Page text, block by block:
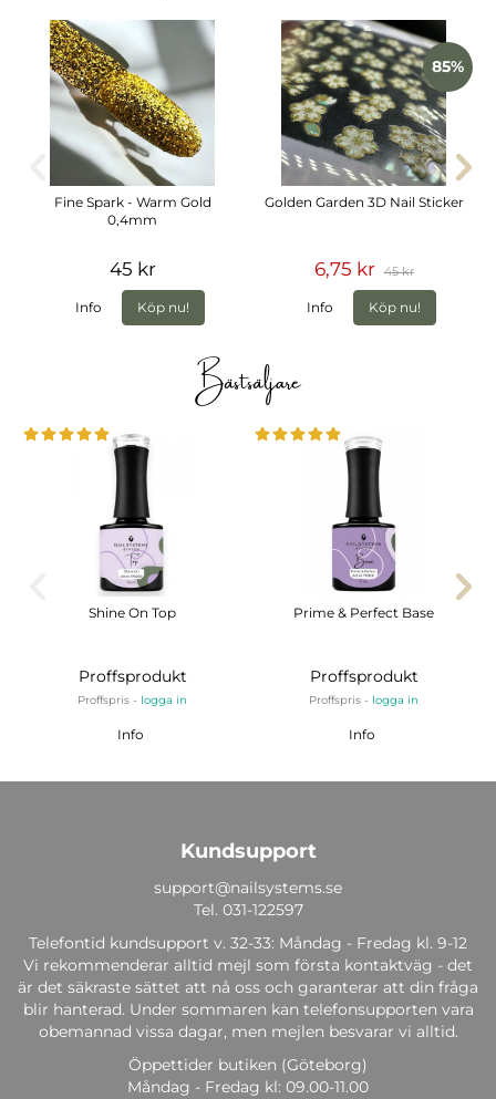
Fine Spark - Warm Gold
0,4mm
45 kr
Info Köp nu!
85%
Golden Garden 3D Nail Sticker
6,75 kr 45 kr
Info Köp nu!
Bästsäljare
Shine On Top
Proffsprodukt
Proffspris - logga in
Info
Prime & Perfect Base
Proffsprodukt
Proffspris - logga in
Info
Kundsupport
support@nailsystems.se
Tel. 031-122597
Telefontid kundsupport v. 32-33: Måndag - Fredag kl. 9-12
Vi rekommenderar alltid mejl som första kontaktväg - det
är det säkraste sättet att nå oss och garanterar att din fråga
blir hanterad. Under sommaren kan telefonsupporten vara
obemannad vissa dagar, men mejlen besvarar vi alltid.
Öppettider butiken (Göteborg)
Måndag - Fredag kl: 09.00-11.00